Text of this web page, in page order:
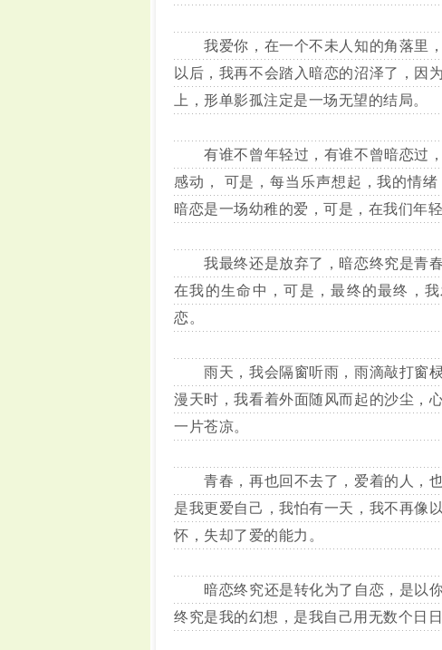
我爱你，在一个不未人知的角落里，
以后，我再不会踏入暗恋的沼泽了，因
上，形单影孤注定是一场无望的结局。
有谁不曾年轻过，有谁不曾暗恋过，
感动， 可是，每当乐声想起，我的情
暗恋是一场幼稚的爱，可是，在我们
我最终还是放弃了，暗恋终究是青春
在我的生命中，可是，最终的最终，
恋。
雨天，我会隔窗听雨，雨滴敲打窗棂
漫天时，我看着外面随风而起的沙尘，
一片苍凉。
青春，再也回不去了，爱着的人，也
是我更爱自己，我怕有一天，我不再像
怀，失却了爱的能力。
暗恋终究还是转化为了自恋，是以你
终究是我的幻想，是我自己用无数个日